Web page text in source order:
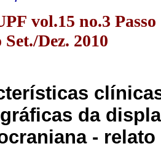
vol.15 no.3 Passo
Dez. 2010
da
- relato